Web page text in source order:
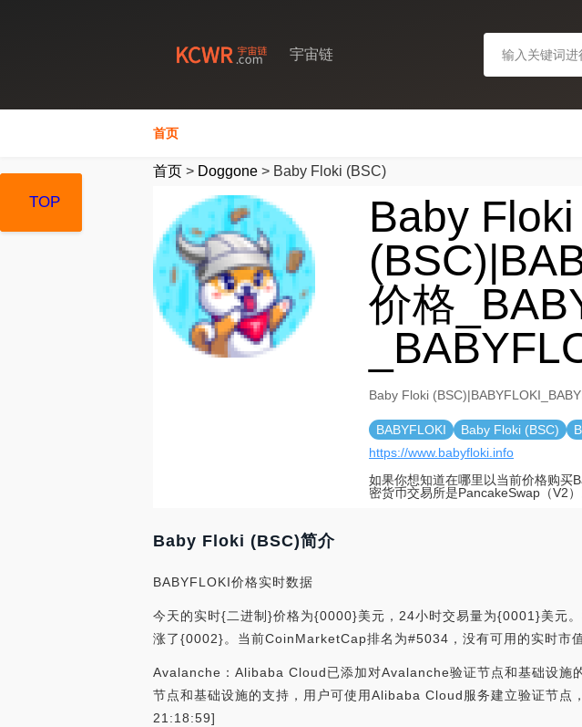
宇宙链
首页
首页 > Doggone > Baby Floki (BSC)
Baby Floki
价格
Baby Floki
BABYFLOKI Baby Floki (BSC)
https://www.babyfloki.info
如果你想知道在哪里以当前价格购买
密货币交易所是PancakeSwap（V2
Baby Floki (BSC)简介
BABYFLOKI价格实时数据
今天的实时{二进制}价格为{0000}美元，24小时交易量为{0001}美元
涨了{0002}。当前CoinMarketCap排名为#5034，没有可用的实时市
Avalanche：Alibaba Cloud已添加对Avalanche验证节点和基础设
节点和基础设施的支持，用户可使用Alibaba Cloud服务建立验证节
21:18:59]
TOP
TOP
TOP